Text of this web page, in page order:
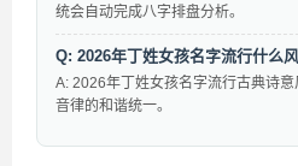
统会自动完成八字排盘分析。
Q: 2026年丁姓女孩名字流行什么风
A: 2026年丁姓女孩名字流行古典诗
音律的和谐统一。